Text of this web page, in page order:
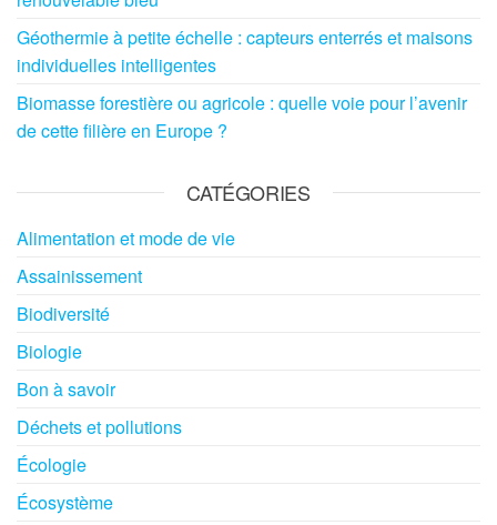
Géothermie à petite échelle : capteurs enterrés et maisons
individuelles intelligentes
Biomasse forestière ou agricole : quelle voie pour l’avenir
de cette filière en Europe ?
CATÉGORIES
Alimentation et mode de vie
Assainissement
Biodiversité
Biologie
Bon à savoir
Déchets et pollutions
Écologie
Écosystème